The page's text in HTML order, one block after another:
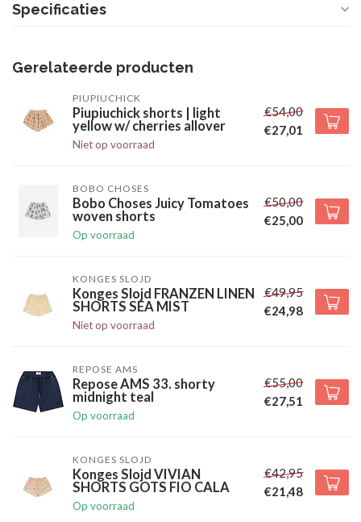
Specificaties
Gerelateerde producten
PIUPIUCHICK
Piupiuchick shorts | light
yellow w/ cherries allover
Niet op voorraad
€54,00
€27,01
BOBO CHOSES
Bobo Choses Juicy Tomatoes
woven shorts
Op voorraad
€50,00
€25,00
KONGES SLOJD
Konges Slojd FRANZEN LINEN
SHORTS SEA MIST
Niet op voorraad
€49,95
€24,98
REPOSE AMS
Repose AMS 33. shorty
midnight teal
Op voorraad
€55,00
€27,51
KONGES SLOJD
Konges Slojd VIVIAN
SHORTS GOTS FIO CALA
Op voorraad
€42,95
€21,48